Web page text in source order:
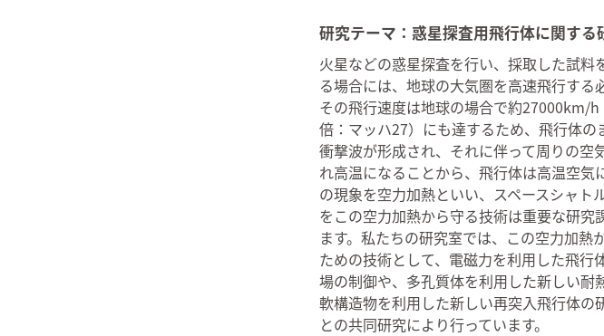
研究テーマ：惑星探査用飛行体に関する
火星などの惑星探査を行い、採取した試料
る場合には、地球の大気圏を高速飛行する
その飛行速度は地球の場合で約27000km/h
倍：マッハ27）にも達するため、飛行体の
衝撃波が形成され、それに伴って周りの空
れ高温になることから、飛行体は高温空気
の現象を空力加熱といい、スペースシャト
をこの空力加熱から守る技術は重要な研究
ます。私たちの研究室では、この空力加熱
ための技術として、電磁力を利用した飛行
場の制御や、多孔質体を利用した新しい耐
軟構造物を利用した新しい再突入飛行体の
との共同研究により行っています。